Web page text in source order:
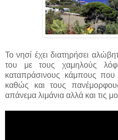
Το νησί έχει διατηρήσει
του με τους χαμηλούς
καταπράσινους κάμπους
καθώς και τους
απάνεμα λιμάνια αλλά και τις